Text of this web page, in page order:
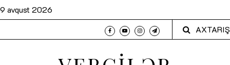
9 avqust 2026
AXTARIŞ